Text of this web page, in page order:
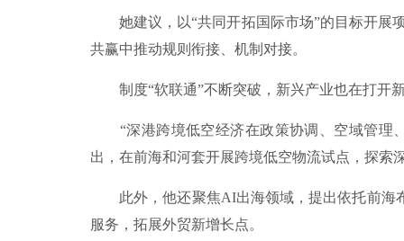
她建议，以“共同开拓国际市场”的目标开展项
共赢中推动规则衔接、机制对接。
制度“软联通”不断突破，新兴产业也在打开
“深港跨境低空经济在政策协调、空域管理、
出，在前海和河套开展跨境低空物流试点，探索
此外，他还聚焦AI出海领域，提出依托前海
服务，拓展外贸新增长点。